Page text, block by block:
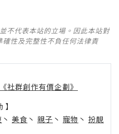
不代表本站的立場。因此本站對
性及完整性不負任何法律責
社群創作有價企劃》
丶 美食 丶 親子 丶 寵物 丶 扮靚